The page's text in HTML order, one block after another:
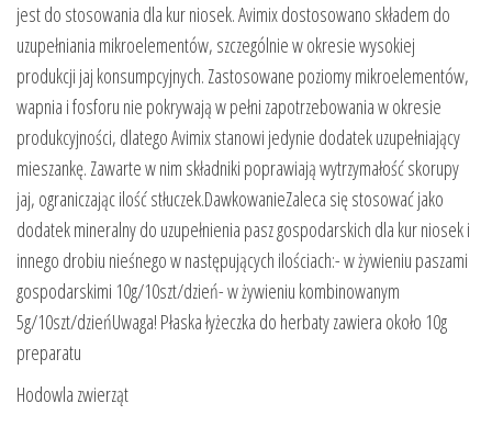
jest do stosowania dla kur niosek. Avimix dostosowano składem do
uzupełniania mikroelementów, szczególnie w okresie wysokiej
produkcji jaj konsumpcyjnych. Zastosowane poziomy mikroelementów,
wapnia i fosforu nie pokrywają w pełni zapotrzebowania w okresie
produkcyjności, dlatego Avimix stanowi jedynie dodatek uzupełniający
mieszankę. Zawarte w nim składniki poprawiają wytrzymałość skorupy
jaj, ograniczając ilość stłuczek.DawkowanieZaleca się stosować jako
dodatek mineralny do uzupełnienia pasz gospodarskich dla kur niosek i
innego drobiu nieśnego w następujących ilościach:- w żywieniu paszami
gospodarskimi 10g/10szt/dzień- w żywieniu kombinowanym
5g/10szt/dzieńUwaga! Płaska łyżeczka do herbaty zawiera około 10g
preparatu
Hodowla zwierząt